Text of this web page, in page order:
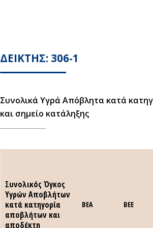
ΔΕΙΚΤΗΣ: 306-1
Συνολικά Υγρά Απόβλητα κατά
και σημείο κατάληξης
Συνολικός Όγκος
Υγρών Αποβλήτων
κατά κατηγορία
αποβλήτων και
αποδέκτη
ΒΕΑ ΒΕΕ
Συνολικός Όγκος
Υγρών Αποβλήτων
κατά κατηγορία
αποβλήτων και
αποδέκτη
ΒΕΑ